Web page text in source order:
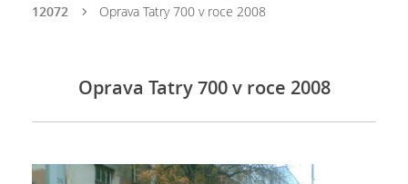
12072
Oprava Tatry 700 v roce 2008
Oprava Tatry 700 v roce 2008